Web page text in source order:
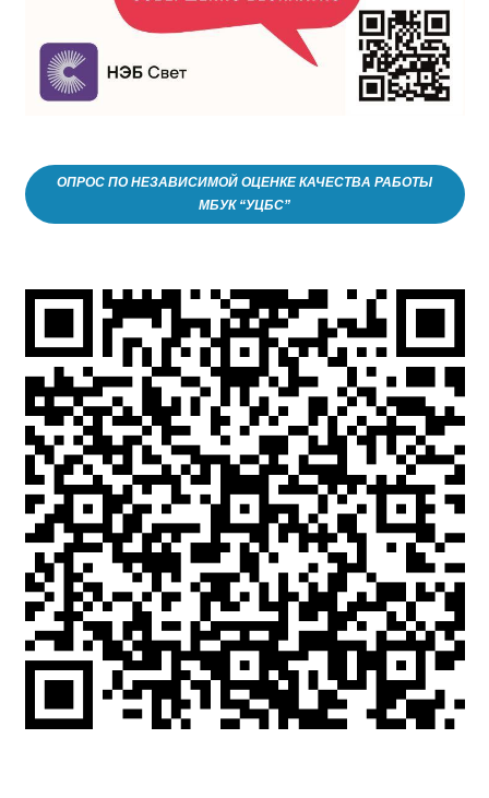
ОПРОС ПО НЕЗАВИСИМОЙ ОЦЕНКЕ КАЧЕСТВА РАБОТЫ
МБУК “УЦБС”